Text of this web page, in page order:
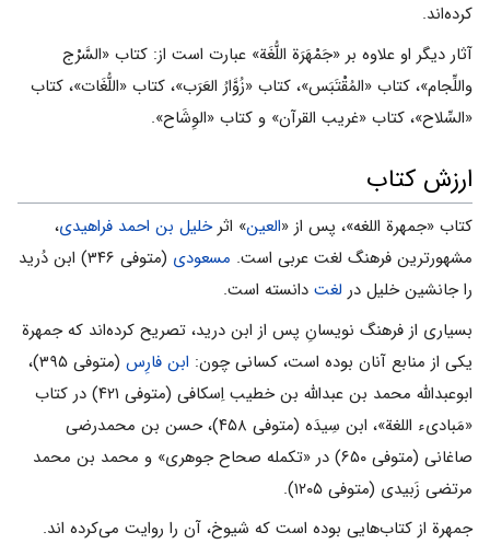
کرده‌اند.
آثار دیگر او علاوه بر «جَمْهَرَة اللُّغَة» عبارت است از: کتاب‌ «السَّرْج‌
واللِّجام‌»، کتاب‌ «المُقْتَبَس‌»، کتاب‌ «زُوَّارُ العَرَب‌»، کتاب‌ «اللُّغَات‌»، کتاب‌
«السِّلاح‌»، کتاب‌ «غریب‌ القرآن‌» و کتاب‌ «الوِشَاح‌».
ارزش کتاب
کتاب «جمهرة اللغه»، پس از «العین» اثرخلیل بن احمد فراهیدی،
مشهورترین فرهنگ لغت عربی است. مسعودی
(متوفی ۳۴۶) ابن دُرید
را جانشین خلیل در لغت دانسته است.
بسیاری از فرهنگ نویسانِ پس از ابن درید، تصریح کرده‌اند که جمهرة
یکی از منابع آنان بوده است، کسانی چون: ابن فارِس
(متوفی ۳۹۵)،
ابوعبداللّه محمد بن عبداللّه بن خطیب اِسکافی (متوفی ۴۲۱) در کتاب
«مَبادیء اللغة»، ابن سِیدَه (متوفی ۴۵۸)، حسن بن محمدرضی
صاغانی (متوفی ۶۵۰) در «تکمله صحاح جوهری» و محمد بن محمد
مرتضی زَبیدی (متوفی ۱۲۰۵).
جمهرة از کتاب‌هایی بوده است که شیوخ، آن را روایت می‌کرده اند.